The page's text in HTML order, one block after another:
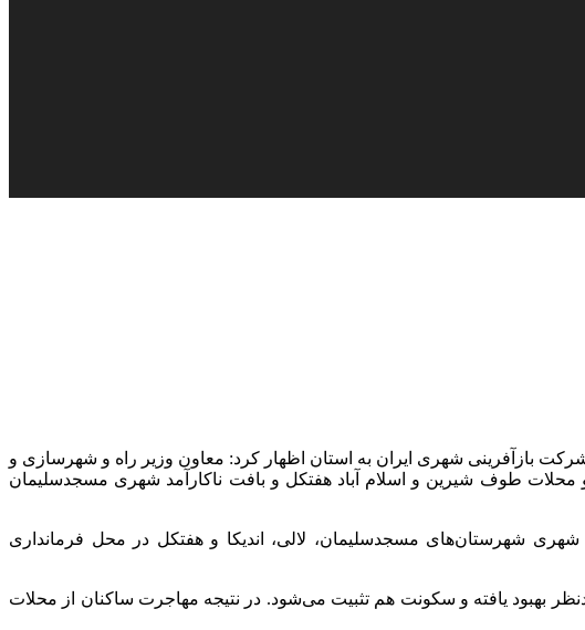
بازآفرینی شهری ایران به استان اظهار کرد: معاون وزیر راه و شهرسازی و
شهری و مناطق زلزله زده و محلات طوف شیرین و اسلام آباد هفتکل و بافت ناکارآمد شهری مسجدسلیمان
شهرستان‌های مسجدسلیمان، لالی، اندیکا و هفتکل در محل فرمانداری
بهبود یافته و سکونت هم تثبیت می‌شود. در نتیجه مهاجرت ساکنان از محلات